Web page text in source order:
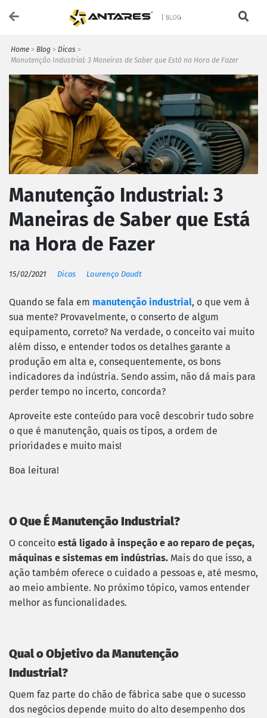
Home > Blog > Dicas >
Manutenção Industrial: 3 Maneiras de Saber que Está na Hora de Fazer
Manutenção Industrial: 3
Maneiras de Saber que Está
na Hora de Fazer
15/02/2021 Dicas Lourenço Daudt
Quando se fala em manutenção industrial, o que vem à
sua mente? Provavelmente, o conserto de algum
equipamento, correto? Na verdade, o conceito vai muito
além disso, e entender todos os detalhes garante a
produção em alta e, consequentemente, os bons
indicadores da indústria. Sendo assim, não dá mais para
perder tempo no incerto, concorda?
Aproveite este conteúdo para você descobrir tudo sobre
o que é manutenção, quais os tipos, a ordem de
prioridades e muito mais!
Boa leitura!
O Que É Manutenção Industrial?
O conceito está ligado à inspeção e ao reparo de peças,
máquinas e sistemas em indústrias. Mais do que isso, a
ação também oferece o cuidado a pessoas e, até mesmo,
ao meio ambiente. No próximo tópico, vamos entender
melhor as funcionalidades.
Qual o Objetivo da Manutenção
Industrial?
Quem faz parte do chão de fábrica sabe que o sucesso
dos negócios depende muito do alto desempenho dos